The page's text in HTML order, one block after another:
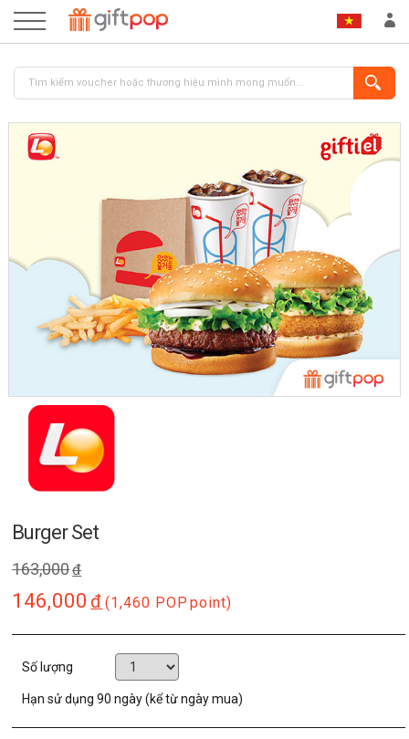
ĐĂNG NHẬP ĐĂNG KÝ
Burger Set
163,000đ
146,000 đ (1,460 POP point)
Số lượng
Hạn sử dụng90 ngày (kể từ ngày mua)